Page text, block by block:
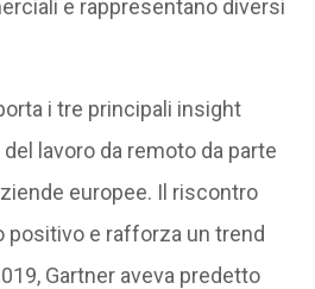
e rappresentano diversi
i tre principali insight
lavoro da remoto da parte
europee. Il riscontro
e rafforza un trend
Gartner aveva predetto